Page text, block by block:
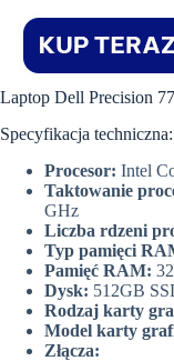
Laptop Dell Precision
Specyfikacja techniczna:
Procesor: Intel
Taktowanie
GHz
Liczba rdzeni
Typ pamięci
Pamięć RAM:
Dysk: 512GB
Rodzaj karty
Model karty
Złącza: